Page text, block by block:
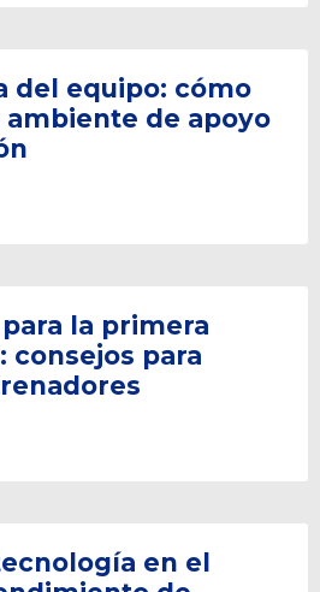
del equipo: cómo
de apoyo
la primera
consejos para
en el